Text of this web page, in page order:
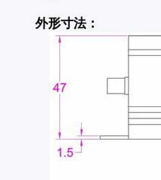
外形寸法：